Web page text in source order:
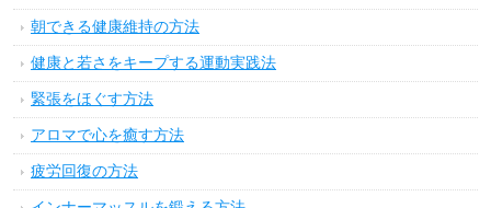
朝できる健康維持の方法
健康と若さをキープする運動実践法
緊張をほぐす方法
アロマで心を癒す方法
疲労回復の方法